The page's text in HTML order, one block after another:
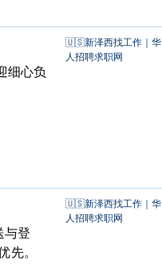
细心负
🇺🇸新泽西找工作｜华
人招聘求职网
与登
先。
🇺🇸新泽西找工作｜华
人招聘求职网